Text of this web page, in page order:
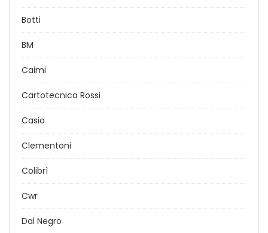
Botti
BM
Caimi
Cartotecnica Rossi
Casio
Clementoni
Colibrì
Cwr
Dal Negro